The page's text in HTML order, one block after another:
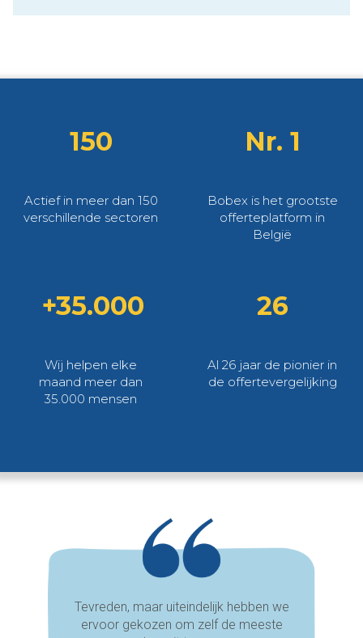
150
Actief in meer dan 150
verschillende sectoren
Nr. 1
Bobex is het grootste
offerteplatform in
België
+35.000
Wij helpen elke
maand meer dan
35.000 mensen
26
Al 26 jaar de pionier in
de offertevergelijking
Tevreden, maar uiteindelijk hebben we
ervoor gekozen om zelf de meeste